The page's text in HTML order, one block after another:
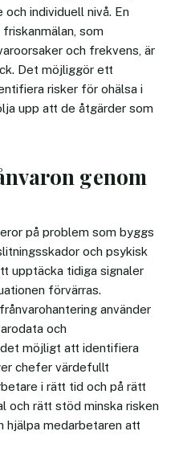
individuell nivå. En
som
och frekvens, är
Det möjliggör ett
risker för ohälsa i
upp att de åtgärder som
genom
på problem som byggs
och psykisk
upptäcka tidiga signaler
förvärras.
använder
och
möjligt att identifiera
chefer värdefullt
i rätt tid och på rätt
och rätt stöd minska risken
hjälpa medarbetaren att